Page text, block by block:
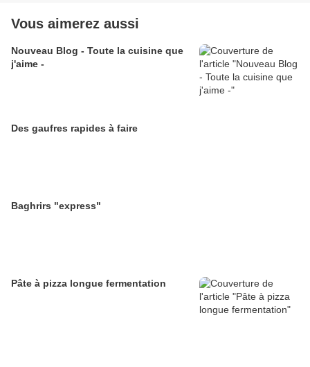
Vous aimerez aussi
Nouveau Blog - Toute la cuisine que
j'aime -
Des gaufres rapides à faire
Baghrirs "express"
Pâte à pizza longue fermentation